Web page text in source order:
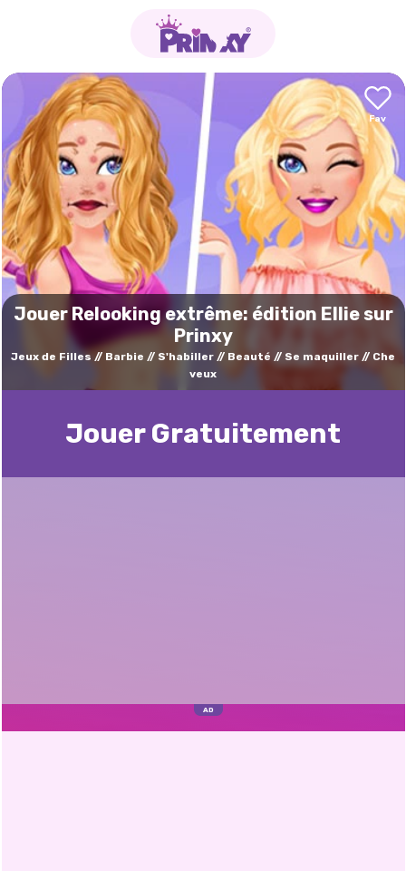
Jouer Relooking extrême: édition Ellie sur
Prinxy
Jeux de Filles Barbie S'habiller Beauté Se maquiller
Che
veux
Jouer Gratuitement